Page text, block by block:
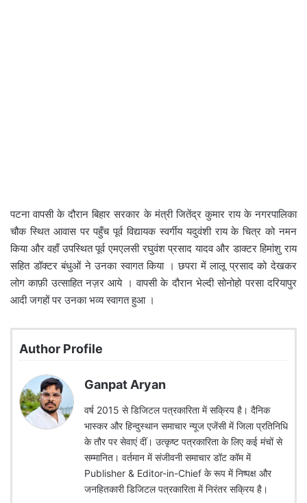
पटना वापसी के दौरान बिहार सरकार के मंत्री जितेंद्र कुमार राय के नगरपालिका
चौक स्थित आवास पर पहुँच पूर्व विद्यायक स्वर्गीय यदुवंशी राय के चित्र को नमन
किया और वहाँ उपस्थित पूर्व एमएलसी रघुवंश प्रसाद यादव और डाक्टर हिमांशु राय
सहित डॉक्टर बंधुओं ने उनका स्वागत किया । छपरा में लालू प्रसाद को देखकर
लोग काफ़ी उत्साहित नज़र आये । वापसी के दौरान भेल्दी सोनोहो परसा दरियापुर
आदी जगहों पर उनका भव्य स्वागत हुआ ।
Author Profile
Ganpat Aryan
वर्ष 2015 से डिजिटल पत्रकारिता में सक्रिय है। दैनिक
भास्कर और हिन्दुस्थान समाचार न्यूज एजेंसी में जिला प्रतिनिधि
के तौर पर सेवाएं दीं। उत्कृष्ट पत्रकारिता के लिए कई मंचों से
सम्मानित। वर्तमान में संजीवनी समाचार डॉट कॉम में
Publisher & Editor-in-Chief के रूप में निष्पक्ष और
जनहितकारी डिजिटल पत्रकारिता में निरंतर सक्रिय है।